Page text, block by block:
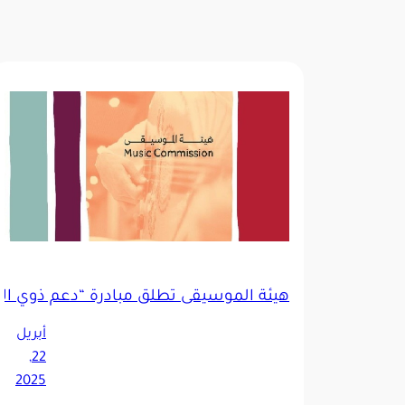
هيئة الموسيقى تطلق مبادرة “دعم ذوي
أبريل
22,
2025